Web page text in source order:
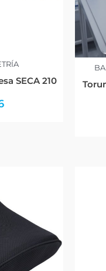
SECA 210